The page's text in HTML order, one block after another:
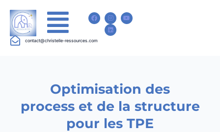
contact@christelle-ressources.com
Optimisation des
process et de la structure
pour les TPE